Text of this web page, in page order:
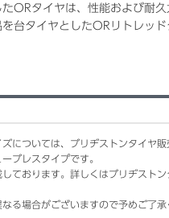
ORタイヤは、性能および耐
台タイヤとしたORリトレッ
については、ブリヂストンタイヤ
ブレスタイプです。
ております。詳しくはブリヂスト
る場合がございますので予めご了承